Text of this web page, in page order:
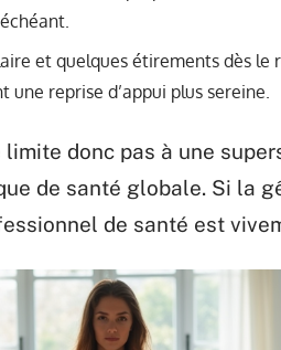
et quelques étirements dès le
reprise d’appui plus sereine.
donc pas à une
de santé globale. Si la
de santé est